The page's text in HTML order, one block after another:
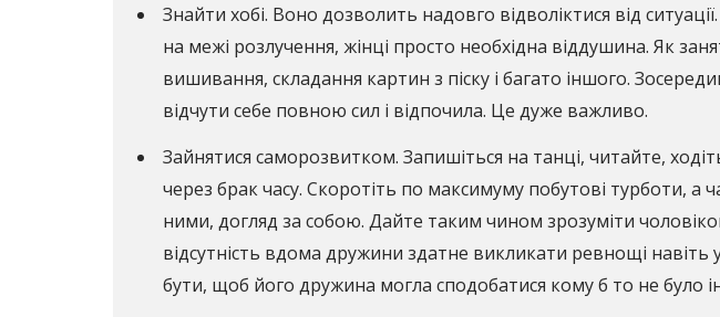
Знайти хобі. Воно дозволить надовго відволіктися від
на межі розлучення, жінці просто необхідна віддушина. Як
вишивання, складання картин з піску і багато іншого.
відчути себе повною сил і відпочила. Це дуже важливо.
Зайнятися саморозвитком. Запишіться на танці, читайте,
через брак часу. Скоротіть по максимуму побутові турботи, а
ними, догляд за собою. Дайте таким чином зрозуміти
відсутність вдома дружини здатне викликати ревнощі
бути, щоб його дружина могла сподобатися кому б то не було